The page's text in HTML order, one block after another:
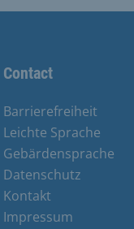
Contact
Barrierefreiheit
Leichte Sprache
Gebärdensprache
Datenschutz
Kontakt
Impressum